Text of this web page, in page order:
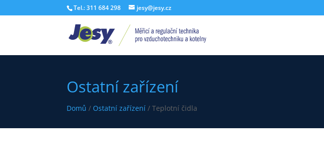
Tel.: 311 684 298 jesy@jesy.cz
Ostatní zařízení
Domů / Ostatní zařízení / Teplotní čidla